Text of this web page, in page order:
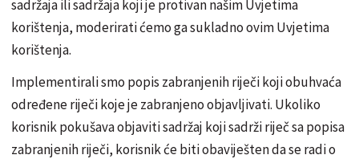
sadržaja ili sadržaja koji je protivan našim Uvjetima
korištenja, moderirati ćemo ga sukladno ovim Uvjetima
korištenja.
Implementirali smo popis zabranjenih riječi koji obuhvaća
određene riječi koje je zabranjeno objavljivati. Ukoliko
korisnik pokušava objaviti sadržaj koji sadrži riječ sa popisa
zabranjenih riječi, korisnik će biti obaviješten da se radi o